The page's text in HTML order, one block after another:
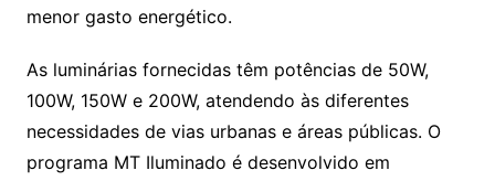
menor gasto energético.
As luminárias fornecidas têm potências de 50W,
100W, 150W e 200W, atendendo às diferentes
necessidades de vias urbanas e áreas públicas. O
programa MT Iluminado é desenvolvido em